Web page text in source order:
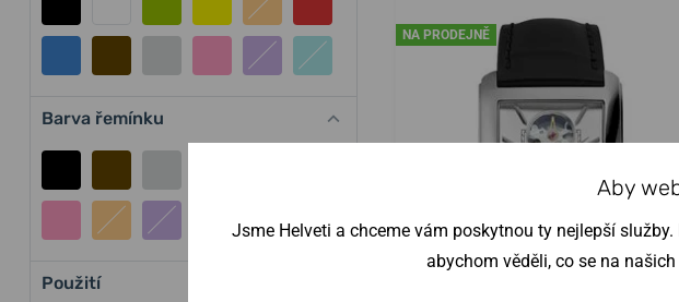
Barva řemínku
Použití
NA PRODEJNĚ
Aby
Jsme Helveti a chceme vám poskytnou ty nejlepší
abychom věděli, co se na